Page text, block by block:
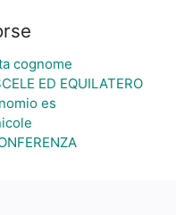
cognome
ED EQUILATERO
es